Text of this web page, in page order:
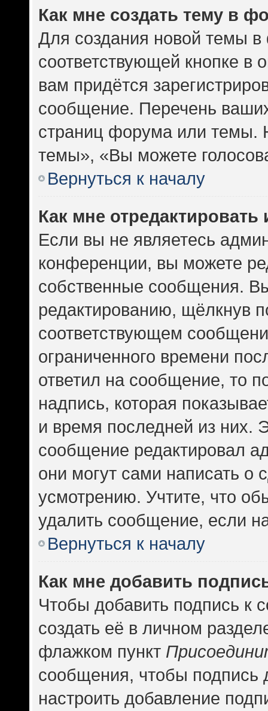
Как мне создать тему в
Для создания новой темы
соответствующей кнопке
вам придётся
сообщение. Перечень
страниц форума или темы.
темы», «Вы можете
Вернуться к началу
Как мне
Если вы не являетесь
конференции, вы можете
собственные сообщения.
редактированию, щёлкнув
соответствующем
ограниченного времени
ответил на сообщение, то
надпись, которая
и время последней из них.
сообщение редактировал
они могут сами написать о
усмотрению. Учтите, что
удалить сообщение, если
Вернуться к началу
Как мне добавить
Чтобы добавить подпись
создать её в личном
флажком пункт
сообщения, чтобы подпись
настроить добавление